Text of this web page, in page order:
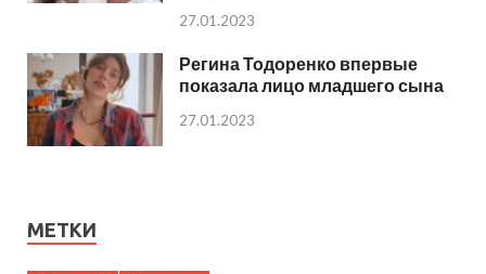
27.01.2023
Регина Тодоренко впервые
показала лицо младшего сына
27.01.2023
МЕТКИ